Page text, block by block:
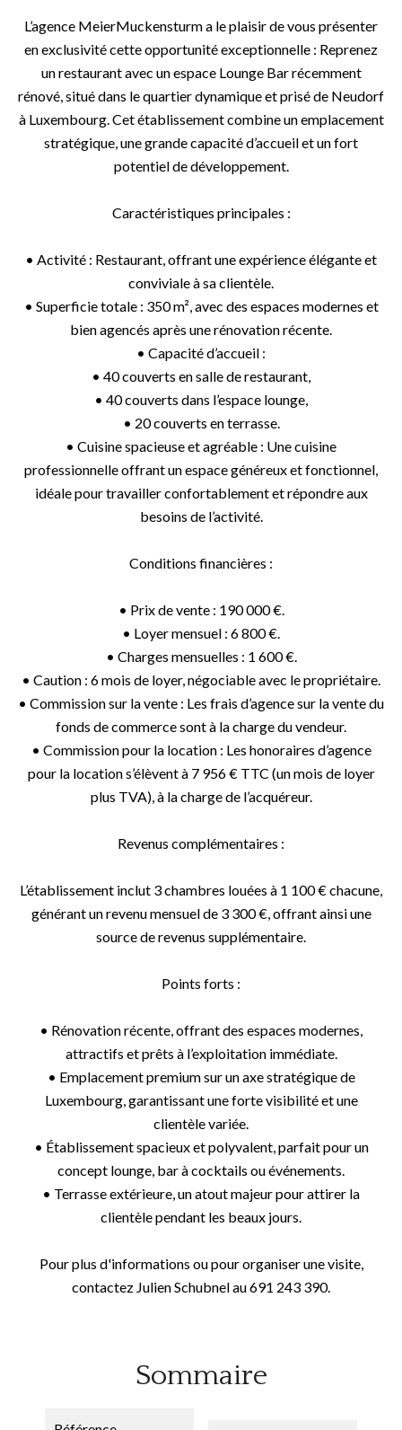
L’agence MeierMuckensturm a le plaisir de vous présenter
en exclusivité cette opportunité exceptionnelle : Reprenez
un restaurant avec un espace Lounge Bar récemment
rénové, situé dans le quartier dynamique et prisé de Neudorf
à Luxembourg. Cet établissement combine un emplacement
stratégique, une grande capacité d’accueil et un fort
potentiel de développement.
Caractéristiques principales :
• Activité : Restaurant, offrant une expérience élégante et
conviviale à sa clientèle.
• Superficie totale : 350 m², avec des espaces modernes et
bien agencés après une rénovation récente.
• Capacité d’accueil :
• 40 couverts en salle de restaurant,
• 40 couverts dans l’espace lounge,
• 20 couverts en terrasse.
• Cuisine spacieuse et agréable : Une cuisine
professionnelle offrant un espace généreux et fonctionnel,
idéale pour travailler confortablement et répondre aux
besoins de l’activité.
Conditions financières :
• Prix de vente : 190 000 €.
• Loyer mensuel : 6 800 €.
• Charges mensuelles : 1 600 €.
• Caution : 6 mois de loyer, négociable avec le propriétaire.
• Commission sur la vente : Les frais d’agence sur la vente du
fonds de commerce sont à la charge du vendeur.
• Commission pour la location : Les honoraires d’agence
pour la location s’élèvent à 7 956 € TTC (un mois de loyer
plus TVA), à la charge de l’acquéreur.
Revenus complémentaires :
L’établissement inclut 3 chambres louées à 1 100 € chacune,
générant un revenu mensuel de 3 300 €, offrant ainsi une
source de revenus supplémentaire.
Points forts :
• Rénovation récente, offrant des espaces modernes,
attractifs et prêts à l’exploitation immédiate.
• Emplacement premium sur un axe stratégique de
Luxembourg, garantissant une forte visibilité et une
clientèle variée.
• Établissement spacieux et polyvalent, parfait pour un
concept lounge, bar à cocktails ou événements.
• Terrasse extérieure, un atout majeur pour attirer la
clientèle pendant les beaux jours.
Pour plus d'informations ou pour organiser une visite,
contactez Julien Schubnel au 691 243 390.
Sommaire